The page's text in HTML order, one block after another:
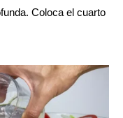
Coloca el cuarto